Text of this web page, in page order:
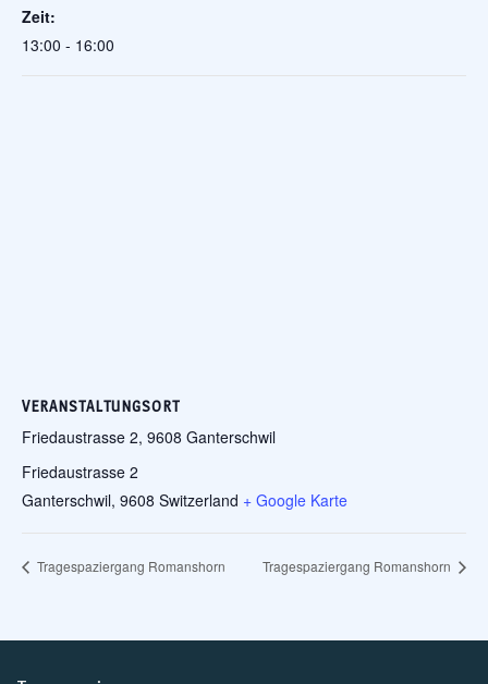
Zeit:
13:00 - 16:00
VERANSTALTUNGSORT
Friedaustrasse 2, 9608 Ganterschwil
Friedaustrasse 2
Ganterschwil, 9608 Switzerland + Google Karte
Tragespaziergang Romanshorn Tragespaziergang Romanshorn